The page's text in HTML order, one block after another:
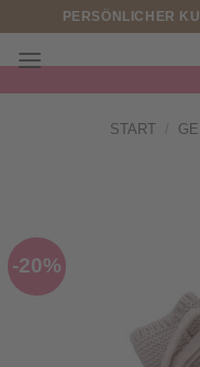
springen
PERSÖNLICHER
START
-20%